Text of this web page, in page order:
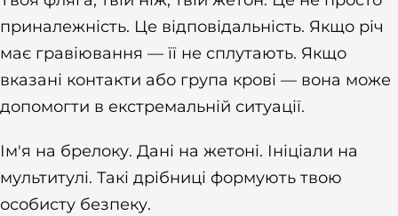
приналежність. Це відповідальність. Якщо річ
має гравіювання — її не сплутають. Якщо
вказані контакти або група крові — вона може
допомогти в екстремальній ситуації.
Ім'я на брелоку. Дані на жетоні. Ініціали на
мультитулі. Такі дрібниці формують твою
особисту безпеку.